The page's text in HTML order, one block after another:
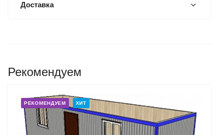
Доставка
Рекомендуем
РЕКОМЕНДУЕМ ХИТ